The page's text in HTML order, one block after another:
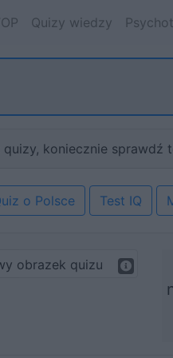
Quizy wiedzy
quizy, koniecznie sprawdź
o Polsce Test IQ